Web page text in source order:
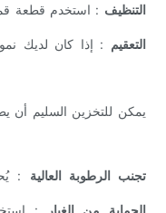
التنظيف : استخدم قطعة
التعقيم : إذا كان لديك
يمكن للتخزين السليم أن
تجنب الرطوبة العالية :
الحماية من الغبار
: